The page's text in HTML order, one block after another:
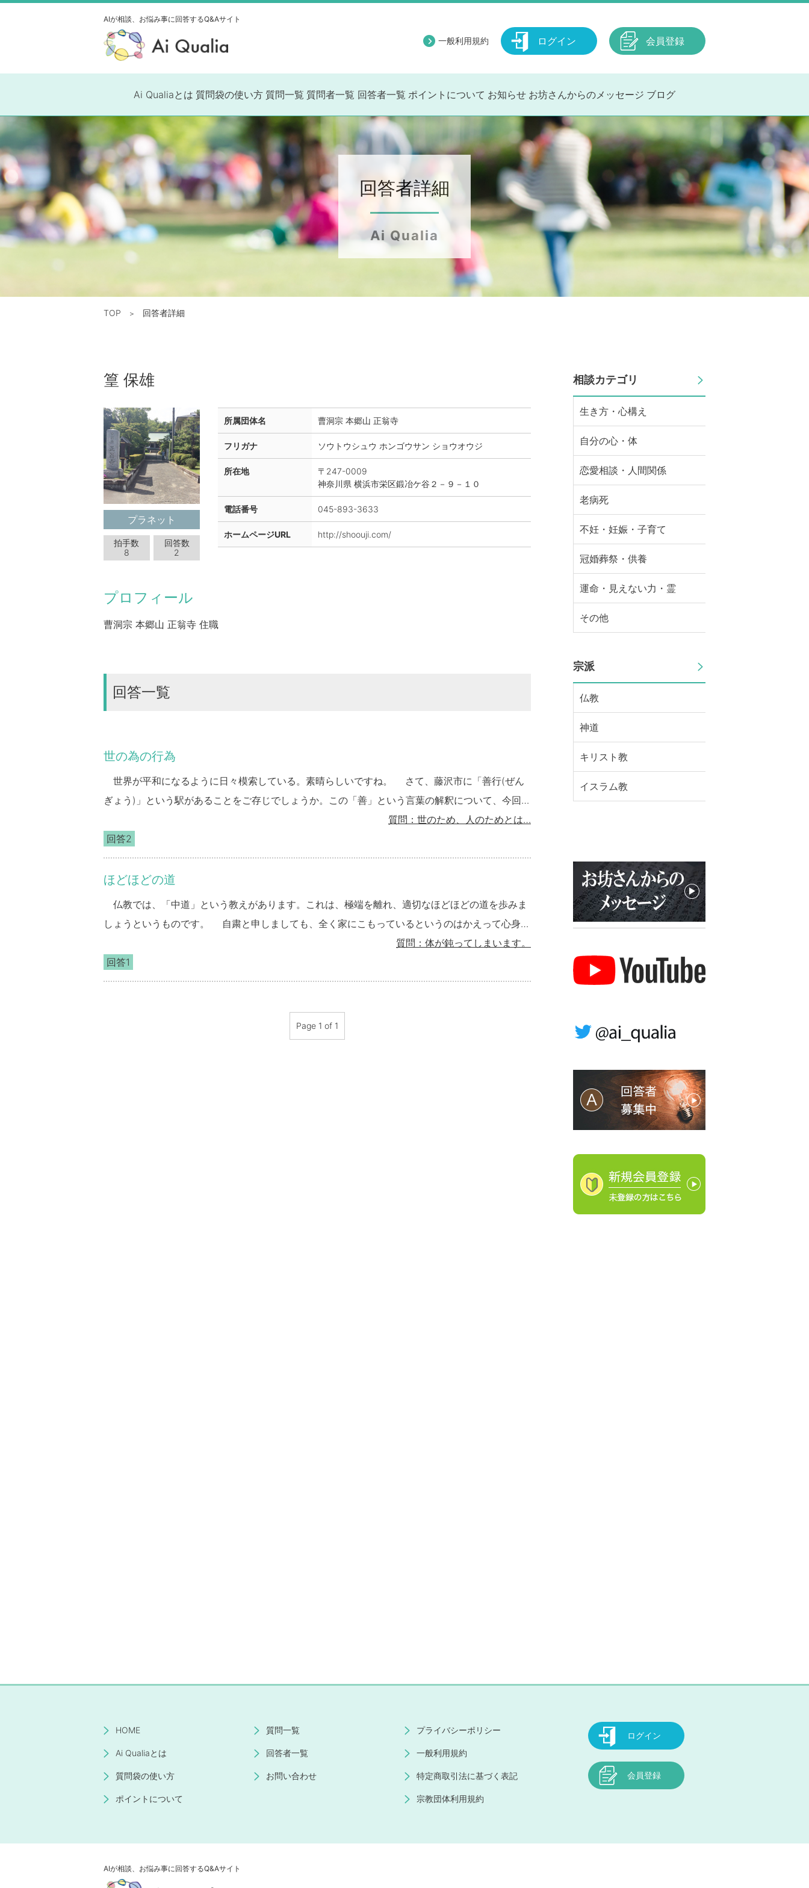
AIが相談、お悩み事に回答するQ&Aサイト
一般利用規約 ログイン 会員登録
Ai Qualiaとは 質問袋の使い方 質問一覧 質問者一覧 回答者一覧 ポイントについて お知らせ お坊さんからのメッセージ ブログ
回答者詳細
Ai Qualia
TOP ＞ 回答者詳細
篁 保雄
プラネット
拍手数
8
回答数
2
所属団体名 曹洞宗 本郷山 正翁寺
フリガナ ソウトウシュウ ホンゴウサン ショウオウジ
所在地
〒247-0009
神奈川県 横浜市栄区鍛冶ケ谷２－９－１０
電話番号 045-893-3633
ホームページURL http://shoouji.com/
プロフィール
曹洞宗 本郷山 正翁寺 住職
回答一覧
世の為の行為
世界が平和になるように日々模索している。素晴らしいですね。 さて、藤沢市に「善行(ぜん
ぎょう)」という駅があることをご存じでしょうか。この「善」という言葉の解釈について、今回は
いは人間にだけに利益がある行いは、善行(ぜんぎょう)とは言えません。 せっかく授かったこの
命を使って善行を行っていく。これぞ世の為の行為と言えるのではないでしょうか。 余談です
が、読売ジャイアンツに亀井善行という選手がいますが、こちらは「よしゆき」さんです。 とも
質問：世のため、人のためとは…
回答2
ほどほどの道
仏教では、「中道」という教えがあります。これは、極端を離れ、適切なほどほどの道を歩みま
しょうというものです。 自粛と申しましても、全く家にこもっているというのはかえって心身を
しみながら、ゆったりと深呼吸をしてみてはいかがでしょうか。
質問：体が鈍ってしまいます。
回答1
Page 1 of 1
相談カテゴリ
生き方・心構え
自分の心・体
恋愛相談・人間関係
老病死
不妊・妊娠・子育て
冠婚葬祭・供養
運命・見えない力・霊
その他
宗派
仏教
神道
キリスト教
イスラム教
HOME
Ai Qualiaとは
質問袋の使い方
ポイントについて
質問一覧
回答者一覧
お問い合わせ
プライバシーポリシー
一般利用規約
特定商取引法に基づく表記
宗教団体利用規約
ログイン
会員登録
AIが相談、お悩み事に回答するQ&Aサイト